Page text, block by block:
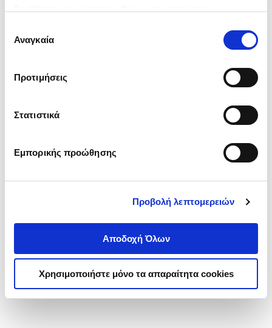
ενδιαφέρουν και να επιλέξετε από τα παρακάτω με την
΄΄και να ενημερωθείτε σχετικά με
συγκατάθεσης
Αναγκαία
Προτιμήσεις
Στατιστικά
Εμπορικής προώθησης
Προβολή λεπτομερειών
Αποδοχή Όλων
Χρησιμοποιήστε μόνο τα απαραίτητα cookies